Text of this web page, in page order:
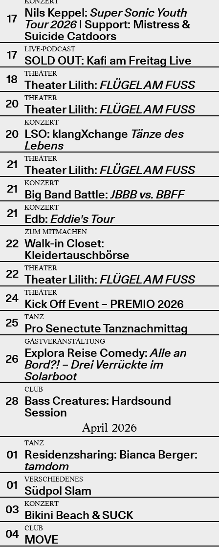
17 Nils Keppel: Super Sonic Youth
Tour 2026| Support: Mistress &
Suicide Catdoors
17
LIVE-PODCAST
SOLD OUT: Kafi am Freitag Live
18
THEATER
Theater Lilith: FLÜGEL AM FUSS
20
THEATER
Theater Lilith: FLÜGEL AM FUSS
20
KONZERT
LSO: klangXchange Tänze des
Lebens
21
THEATER
Theater Lilith: FLÜGEL AM FUSS
21
KONZERT
Big Band Battle:JBBB vs. BBFF
21
KONZERT
Edb: Eddie's Tour
22
ZUM MITMACHEN
Walk-in Closet:
Kleidertauschbörse
22
THEATER
Theater Lilith: FLÜGEL AM FUSS
24
THEATER
Kick Off Event – PREMIO 2026
25
TANZ
Pro Senectute Tanznachmittag
26
GASTVERANSTALTUNG
Explora Reise Comedy:Alle an
Bord?! – Drei Verrückte im
Solarboot
28
CLUB
Bass Creatures: Hardsound
Session
April 2026
01
TANZ
Residenzsharing: Bianca Berger:
tamdom
01
VERSCHIEDENES
Südpol Slam
03
KONZERT
Bikini Beach & SUCK
04
CLUB
MOVE